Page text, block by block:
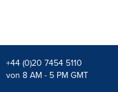
+44 (0)20 7454 5110
von 8 AM - 5 PM GMT